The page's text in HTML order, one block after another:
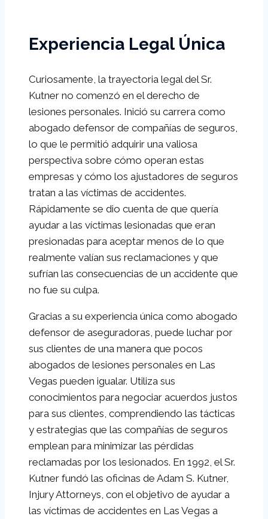
Experiencia Legal Única
Curiosamente, la trayectoria legal del Sr.
Kutner no comenzó en el derecho de
lesiones personales. Inició su carrera como
abogado defensor de compañías de seguros,
lo que le permitió adquirir una valiosa
perspectiva sobre cómo operan estas
empresas y cómo los ajustadores de seguros
tratan a las víctimas de accidentes.
Rápidamente se dio cuenta de que quería
ayudar a las víctimas lesionadas que eran
presionadas para aceptar menos de lo que
realmente valían sus reclamaciones y que
sufrían las consecuencias de un accidente que
no fue su culpa.
Gracias a su experiencia única como abogado
defensor de aseguradoras, puede luchar por
sus clientes de una manera que pocos
abogados de lesiones personales en Las
Vegas pueden igualar. Utiliza sus
conocimientos para negociar acuerdos justos
para sus clientes, comprendiendo las tácticas
y estrategias que las compañías de seguros
emplean para minimizar las pérdidas
reclamadas por los lesionados. En 1992, el Sr.
Kutner fundó las oficinas de Adam S. Kutner,
Injury Attorneys, con el objetivo de ayudar a
las víctimas de accidentes en Las Vegas a